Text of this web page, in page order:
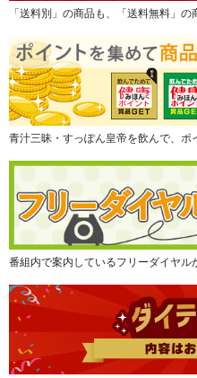
「送料別」の商品も、「送料無料」
青汁三昧・すっぽん皇帝を飲んで、ポ
番組内で案内しているフリーダイヤル